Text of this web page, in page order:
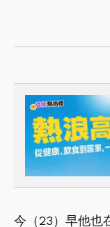
今（23）早他也